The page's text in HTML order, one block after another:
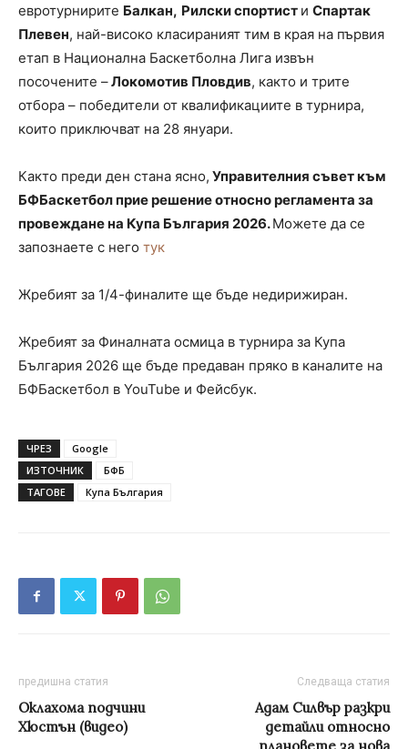
евротурнирите Балкан, Рилски спортист и Спартак
Плевен, най-високо класираният тим в края на първия
етап в Национална Баскетболна Лига извън
посочените –Локомотив Пловдив, както и трите
отбора – победители от квалификациите в турнира,
които приключват на 28 януари.
Както преди ден стана ясно, Управителния съвет към
БФБаскетбол прие решение относно регламента за
провеждане на Купа България 2026.Можете да се
запознаете с него тук
Жребият за 1/4-финалите ще бъде недирижиран.
Жребият за Финалната осмица в турнира за Купа
България 2026 ще бъде предаван пряко в каналите на
БФБаскетбол в YouTube и Фейсбук.
ЧРЕЗ
Google
ИЗТОЧНИК
БФБ
ТАГОВЕ
Купа България
предишна статия
Оклахома подчини
Хюстън (видео)
Следваща статия
Адам Силвър разкри
детайли относно